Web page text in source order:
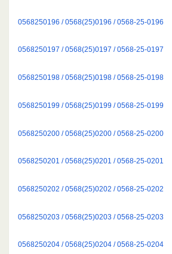
0568250196 / 0568(25)0196 / 0568-25-0196
0568250197 / 0568(25)0197 / 0568-25-0197
0568250198 / 0568(25)0198 / 0568-25-0198
0568250199 / 0568(25)0199 / 0568-25-0199
0568250200 / 0568(25)0200 / 0568-25-0200
0568250201 / 0568(25)0201 / 0568-25-0201
0568250202 / 0568(25)0202 / 0568-25-0202
0568250203 / 0568(25)0203 / 0568-25-0203
0568250204 / 0568(25)0204 / 0568-25-0204